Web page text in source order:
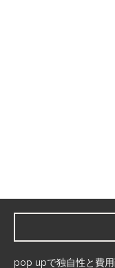
pop upで独自性と費